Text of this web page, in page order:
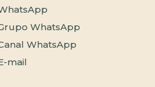
WhatsApp
WhatsApp
mail